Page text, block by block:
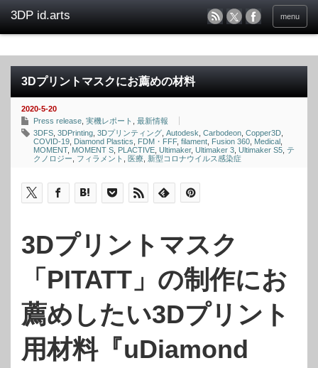
menu
3Dプリントマスクにお薦めの材料
2020-5-20
Press release 実機レポート
最新情報
3DFS 3DPrinting 3Dプリンティング Autodesk Carbodeon Copper3D
COVID-19 Diamond Plastics FDM・FFF, filament Fusion 360 Medical
MOMENT, MOMENT S PLACTIVE Ultimaker, Ultimaker 3 Ultimaker S5 テ
クノロジー
フィラメント 医療 新型コロナウイルス感染症
3Dプリントマスク
「PITATT」の制作にお
薦めしたい3Dプリント
用材料『uDiamond